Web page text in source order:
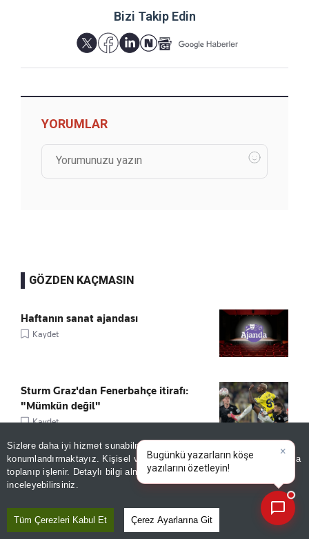
Sizlere daha iyi hizmet sunabilmek adına sitemizde
konumlandırmaktayız. Kişisel verileriniz, KVKK ve GDPR kapsamında
toplanıp işlenir. Detaylı bilgi almak içinAydınlatma Metnimizi
inceleyebilirsiniz.
Tüm Çerezleri Kabul Et Çerez Ayarlarına Git
Bizi Takip Edin
YORUMLAR
GÖZDEN KAÇMASIN
Haftanın sanat ajandası
Kaydet
Sturm Graz'dan Fenerbahçe itirafı:
"Mümkün değil"
Kaydet
Tarihî kitaplar dijital ortama taşınacak!
Kaydet
Elon Musk’ın roketi kontrolden çıktı,
×
Bugünkü yazarların köşe
yazılarını özetleyin!